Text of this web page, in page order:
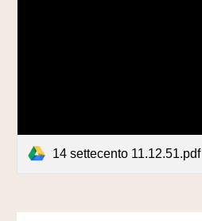
14 settecento 11.12.51.pdf